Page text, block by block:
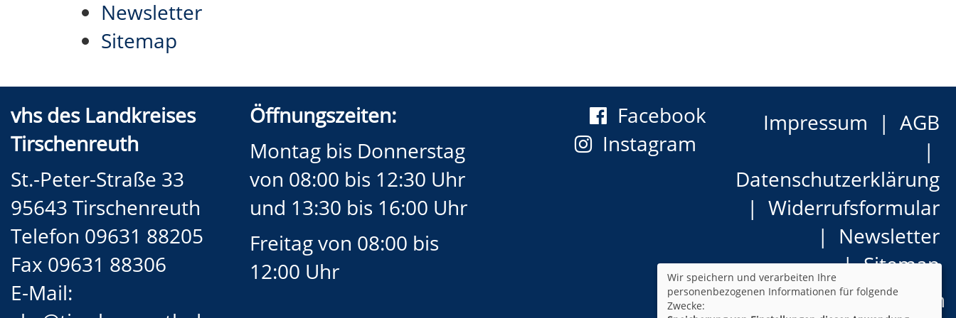
Newsletter
Sitemap
vhs des Landkreises
Tirschenreuth
St.-Peter-Straße 33
95643 Tirschenreuth
Telefon 09631 88205
Fax 09631 88306
E-Mail:
Öffnungszeiten:
Montag bis Donnerstag
von 08:00 bis 12:30 Uhr
und 13:30 bis 16:00 Uhr
Freitag von 08:00 bis
12:00 Uhr
Facebook
Instagram
Impressum AGB
Datenschutzerklärung
Widerrufsformular
Newsletter
Sitemap
Cookie Einstellungen
Wir speichern und verarbeiten Ihre
personenbezogenen Informationen für folgende
Zwecke: